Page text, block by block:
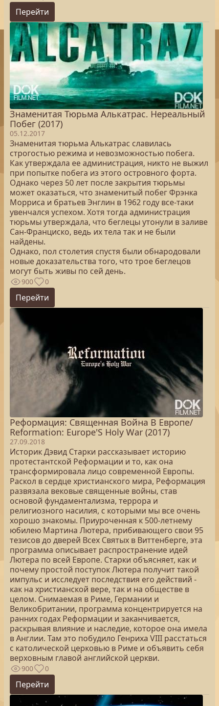
Перейти
Знаменитая Тюрьма Алькатрас. Нереальный
Побег (2017)
05.12.2017
Знаменитая тюрьма Алькатрас славилась
строгостью режима и невозможностью побега.
Как утверждала ее администрация, никто не выжил
при попытке побега из этого островного форта.
Однако через 50 лет после закрытия тюрьмы
может оказаться, что знаменитый побег Фрэнка
Морриса и братьев Энглин в 1962 году все-таки
увенчался успехом. Хотя тогда администрация
тюрьмы утверждала, что беглецы утонули в заливе
Сан-Франциско, ведь их тела так и не были
найдены.
Однако, пол столетия спустя были обнародовали
новые доказательства того, что трое беглецов
могут быть живы по сей день.
900 0
Перейти
Реформация: Священная Война В Европе/
Reformation: Europe'S Holy War (2017)
27.09.2018
Историк Дэвид Старки рассказывает историю
протестантской Реформации и то, как она
трансформировала лицо современной Европы.
Раскол в сердце христианского мира, Реформация
развязала вековые священные войны, став
основой фундаментализма, террора и
религиозного насилия, с которыми мы все очень
хорошо знакомы. Приуроченная к 500-летнему
юбилею Мартина Лютера, прибивающего свои 95
тезисов до дверей Всех Святых в Виттенберге, эта
программа описывает распространение идей
Лютера по всей Европе. Старки объясняет, как и
почему простой поступок Лютера получит такой
импульс и исследует последствия его действий -
как на христианской вере, так и на обществе в
целом. Снимаемая в Риме, Германии и
Великобритании, программа концентрируется на
ранних годах Реформации и заканчивается,
раскрывая влияние и наследие, которое она имела
в Англии. Там это побудило Генриха VIII расстаться
с католической церковью в Риме и объявить себя
верховным главой английской церкви.
900 0
Перейти